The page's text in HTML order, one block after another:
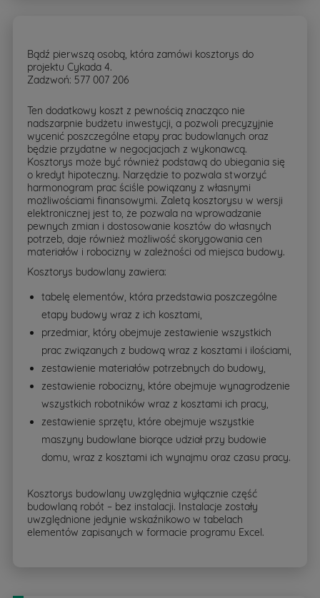
Bądź pierwszą osobą, która zamówi kosztorys do
projektu Cykada 4.
Zadzwoń: 577 007 206
Ten dodatkowy koszt z pewnością znacząco nie
nadszarpnie budżetu inwestycji, a pozwoli precyzyjnie
wycenić poszczególne etapy prac budowlanych oraz
będzie przydatne w negocjacjach z wykonawcą.
Kosztorys może być również podstawą do ubiegania się
o kredyt hipoteczny. Narzędzie to pozwala stworzyć
harmonogram prac ściśle powiązany z własnymi
możliwościami finansowymi. Zaletą kosztorysu w wersji
elektronicznej jest to, że pozwala na wprowadzanie
pewnych zmian i dostosowanie kosztów do własnych
potrzeb, daje również możliwość skorygowania cen
materiałów i robocizny w zależności od miejsca budowy.
Kosztorys budowlany zawiera:
tabelę elementów, która przedstawia poszczególne
etapy budowy wraz z ich kosztami,
przedmiar, który obejmuje zestawienie wszystkich
prac związanych z budową wraz z kosztami i ilościami,
zestawienie materiałów potrzebnych do budowy,
zestawienie robocizny, które obejmuje wynagrodzenie
wszystkich robotników wraz z kosztami ich pracy,
zestawienie sprzętu, które obejmuje wszystkie
maszyny budowlane biorące udział przy budowie
domu, wraz z kosztami ich wynajmu oraz czasu pracy.
Kosztorys budowlany uwzględnia wyłącznie część
budowlaną robót – bez instalacji. Instalacje zostały
uwzględnione jedynie wskaźnikowo w tabelach
elementów zapisanych w formacie programu Excel.